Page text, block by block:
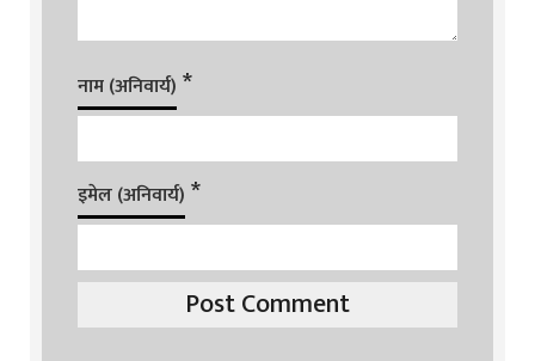
नाम (अनिवार्य) *
इमेल (अनिवार्य) *